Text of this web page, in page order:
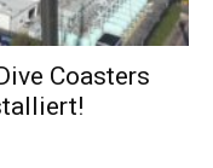
Coasters